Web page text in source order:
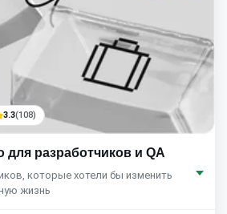
3.3(108)
для разработчиков и QA
которые хотели бы изменить
жизнь